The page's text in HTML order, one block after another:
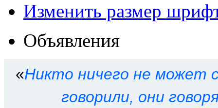
Изменить размер
Объявления
«Никто ничего не может
говорили, они